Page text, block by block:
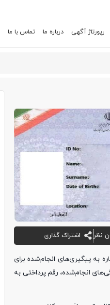
رپورتاژ آگهی درباره ما تماس با ما
نظر اشتراک گذاری
به پیگیری‌های انجام‌شده برای
انجام‌شده، رقم پرداختی به